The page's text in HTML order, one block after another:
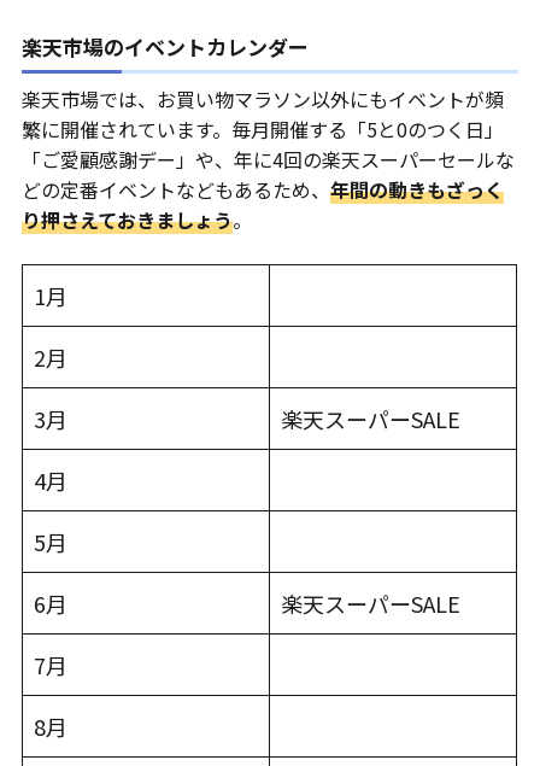
楽天市場のイベントカレンダー
楽天市場では、お買い物マラソン以外にもイベントが頻
繁に開催されています。毎月開催する「5と0のつく日」
「ご愛顧感謝デー」や、年に4回の楽天スーパーセールな
どの定番イベントなどもあるため、年間の動きもざっく
り押さえておきましょう。
1月
2月
3月
楽天スーパーSALE
4月
5月
6月
楽天スーパーSALE
7月
8月